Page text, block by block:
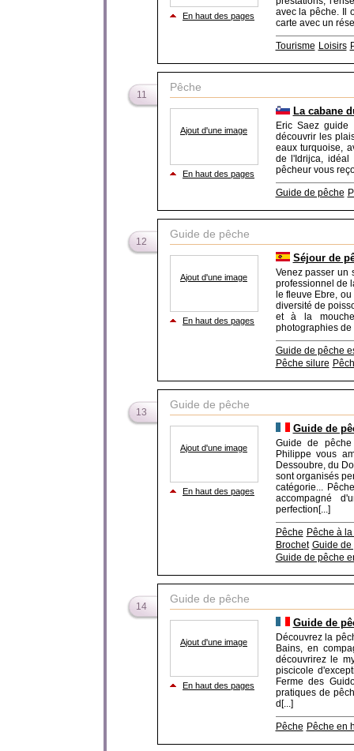
En haut des pages
avec la pêche. Il
carte avec un
Tourisme Loisirs
11
Pêche
Ajout d'une image
En haut des pages
La cabane
Eric Saez
découvrir les
eaux turquoise,
de l'Idrijca,
pêcheur vous
Guide de pêche
12
Guide de pêche
Ajout d'une image
En haut des pages
Séjour de
Venez passer un
professionnel de
le fleuve Ebre,
diversité de
et à la
photographies de
Guide de pêche
Pêche silure
13
Guide de pêche
Ajout d'une image
En haut des pages
Guide de
Guide de
Philippe vous
Dessoubre, du
sont organisés
catégorie...
accompagné
perfection[...]
Pêche Pêche à
Brochet Guide de
Guide de pêche
14
Guide de pêche
Ajout d'une image
En haut des pages
Guide de
Découvrez la
Bains, en
découvrirez le
piscicole
Ferme des
pratiques de
d[...]
Pêche Pêche en